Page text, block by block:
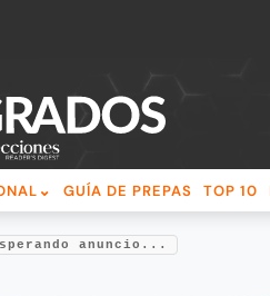
GUÍA DE PREPAS TOP 10
anuncio...